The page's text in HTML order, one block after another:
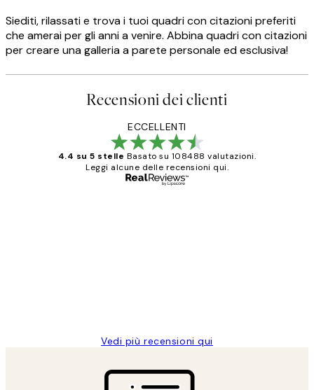
Siediti, rilassati e trova i tuoi quadri con citazioni preferiti
che amerai per gli anni a venire. Abbina quadri con citazioni
per creare una galleria a parete personale ed esclusiva!
Recensioni dei clienti
ECCELLENTI
4.4 su 5 stelle Basato su 108488 valutazioni.
Leggi alcune delle recensioni qui.
Vedi più recensioni qui